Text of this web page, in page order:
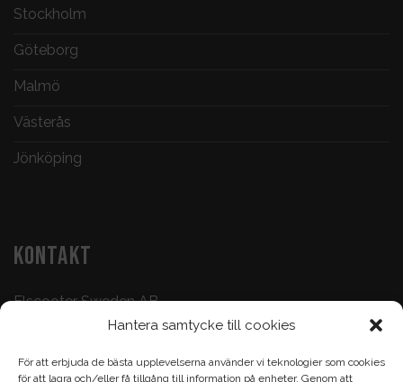
Hantera samtycke till cookies
För att erbjuda de bästa upplevelserna använder vi teknologier som cookies
för att lagra och/eller få tillgång till information på enheter. Genom att
Stockholm
Göteborg
Malmö
Västerås
Jönköping
KONTAKT
Elscooter Sweden AB
073-500 47 72
Köp & Frågor: 070-395 17 93